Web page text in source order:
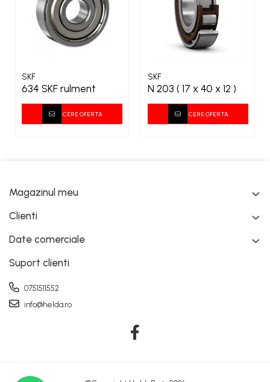
SKF
634 SKF rulment
CERE OFERTA
SKF
N 203 ( 17 x 40 x 12 )
CERE OFERTA
Magazinul meu
Clienti
Date comerciale
Suport clienti
0751511552
info@helda.ro